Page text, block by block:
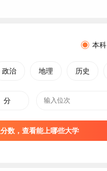
本科
政治 地理 历史
分
数，查看能上哪些大学